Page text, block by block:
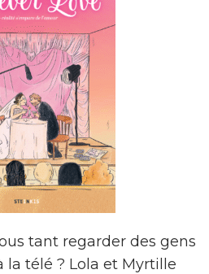
tant regarder des gens
télé ? Lola et Myrtille